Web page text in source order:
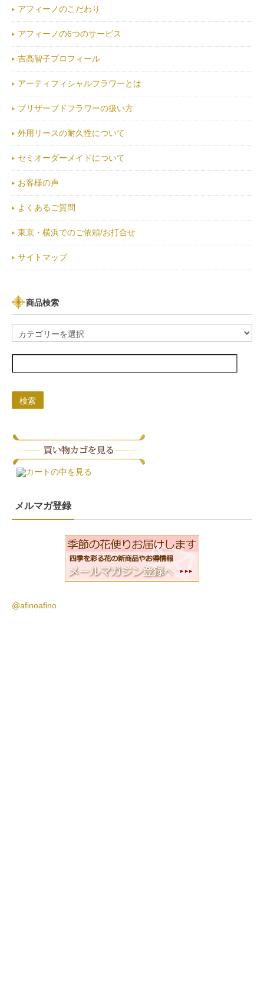
アフィーノのこだわり
アフィーノの6つのサービス
吉高智子プロフィール
アーティフィシャルフラワーとは
ブリザーブドフラワーの扱い方
外用リースの耐久性について
セミオーダーメイドについて
お客様の声
よくあるご質問
東京・横浜でのご依頼/お打合せ
サイトマップ
商品検索
検索
カートの中を見る
メルマガ登録
@afinoafino